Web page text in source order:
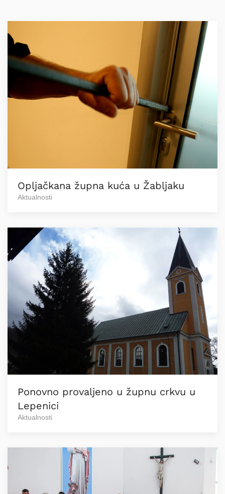
Opljačkana župna kuća u Žabljaku
Aktualnosti
Ponovno provaljeno u župnu crkvu u
Lepenici
Aktualnosti